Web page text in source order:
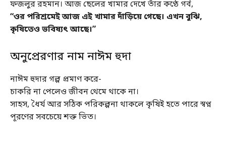
ফজলুর রহমান। আজ ছেলের খামার দেখে তাঁর কণ্ঠে গর্ব,
“ওর পরিশ্রমেই আজ এই খামার দাঁড়িয়ে গেছে। এখন বুঝি,
কৃষিতেও ভবিষ্যৎ আছে।”
অনুপ্রেরণার নাম নাঈম হুদা
নাঈম হুদার গল্প প্রমাণ করে-
চাকরি না পেলেও জীবন থেমে থাকে না।
সাহস, ধৈর্য আর সঠিক পরিকল্পনা থাকলে কৃষিই হতে পারে স্বপ্ন
পূরণের সবচেয়ে শক্ত ভিত।